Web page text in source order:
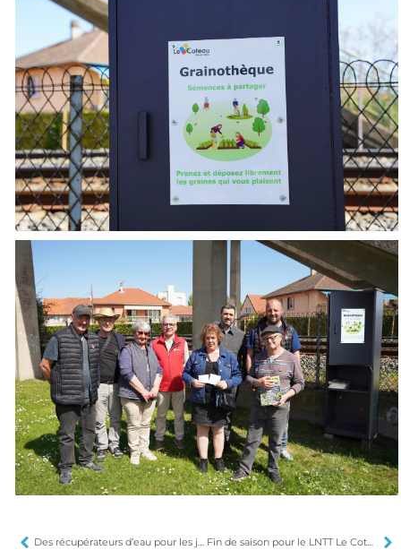
Des récupérateurs d’eau pour les jardins familiaux Fin de saison pour le LNTT Le Coteau-Roanne